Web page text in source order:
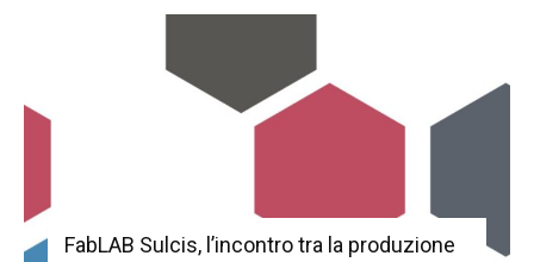
FabLAB Sulcis, l’incontro tra la produzione